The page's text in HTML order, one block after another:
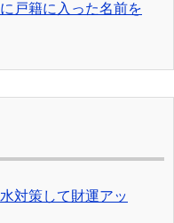
戸籍に入った名前を
対策して財運アッ